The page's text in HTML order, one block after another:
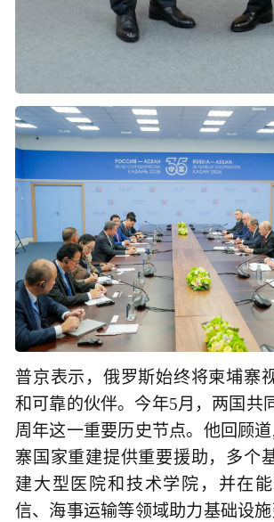
普京表示，俄罗斯始终将柬埔寨
和可靠的伙伴。今年5月，两国共
周年这一重要历史节点。他回顾
寨国家重建提供重要援助，多个
建大型医院和技术学院，并在
信、海事运输等领域助力基础设